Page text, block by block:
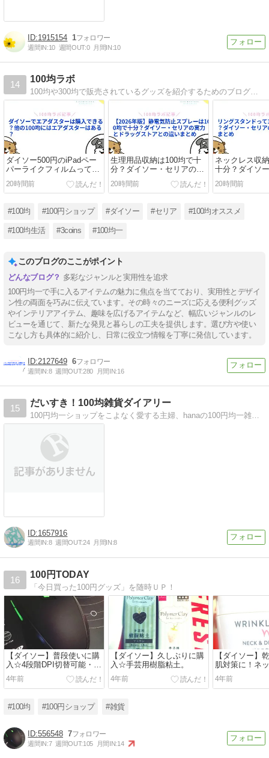
1915154 1
週間IN:10 週間OUT:0 月間IN:10
14
100均ラボ
100均や300均で販売されているグッズを紹介するためのブログ。レビュー形式になっていて個人でも投稿可能で、お得にポイントもゲットできるサイト
ダイソー500円のiPadペー
パーライクフィルムって本
当に描きやすい？線のコン
トロールとペン先消耗はど
20時間前
生理用品収納は100均で十
分？ダイソー・セリアのケ
ース・持ち歩き・防災収納
を比較
20時間前
ネックレス収
十分？ダイソ
ケース・リン
吊るす収納を
20時間前
#100均 #100円ショップ #ダイソー #セリア #100均オススメ
#100均生活 #3coins #100均一
このブログのここがポイント
多彩なジャンルと実用性を追求
100円均一で手に入るアイテムの魅力に焦点を当てており、実用性とデザイ
ン性の両面を巧みに伝えています。その時々のニーズに応える便利グッズ
やインテリアアイテム、趣味を広げるアイテムなど、幅広いジャンルのレ
ビューを通じて、新たな発見と暮らしの工夫を提供します。選び方や使い
こなし方も具体的に紹介し、日常に役立つ情報を丁寧に発信しています。
2127649 6
週間IN:8 週間OUT:280 月間IN:16
15
だいすき！100均雑貨ダイアリー
100円均一ショップをこよなく愛する主婦、hanaの100円均一雑貨日記です。
1657916
週間IN:8 週間OUT:24 月間IN:8
16
100円TODAY
「今日買った100円グッズ」を随時ＵＰ！
【ダイソー】普段使いに購
入☆4段階DPI切替可能・サ
イドボタン付きゲーミング
マウス（300円商品）。
4年前
【ダイソー】久しぶりに購
入☆手芸用樹脂粘土。
4年前
【ダイソー】
肌対策に！ネ
テクリーム（
香り）。
4年前
#100均 #100円ショップ #雑貨
556548 7
週間IN:7 週間OUT:105 月間IN:14